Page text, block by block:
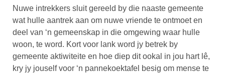
Nuwe intrekkers sluit gereeld by die naaste gemeente
wat hulle aantrek aan om nuwe vriende te ontmoet en
deel van ‘n gemeenskap in die omgewing waar hulle
woon, te word. Kort voor lank word jy betrek by
gemeente aktiwiteite en hoe diep dit ookal in jou hart lê,
kry jy jouself voor ‘n pannekoektafel besig om mense te